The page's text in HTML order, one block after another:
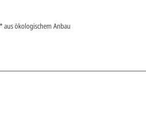
aus ökologischem Anbau